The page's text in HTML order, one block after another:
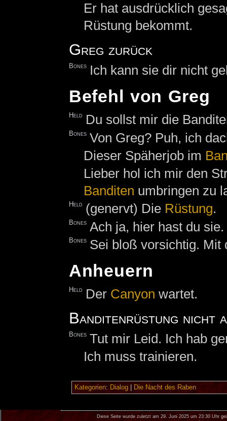
Er hat ausdrücklich
Rüstung bekommt.
Greg zurück
Bones Ich kann sie dir nicht
Befehl von Greg
Held Du sollst mir die
Bones Von Greg? Puh, ich
Dieser Späherjob im
Lieber hol ich mir den
Banditen umbringen zu
Held (genervt) Die Rüstung.
Bones Ach ja, hier hast du sie.
Bones Sei bloß vorsichtig. Mit
Anheuern
Held Der Canyon wartet.
Banditenrüstung nicht
Bones Tut mir Leid. Ich hab
Ich muss trainieren.
Kategorien: Dialog| Die Nacht des Raben
Diese Seite wurde zuletzt am 29. Juni 2025 um 23:30 Uhr